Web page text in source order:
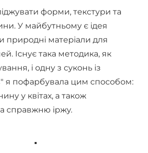
форми, текстури та
У майбутньому є ідея
природні матеріали для
Існує така методика, як
і одну з суконь із
я пофарбувала цим способом:
у квітах, а також
справжню іржу.